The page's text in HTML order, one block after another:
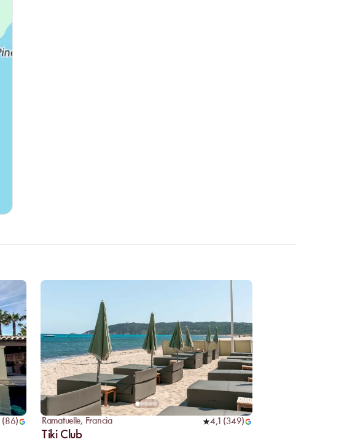
(86) Ramatuelle, Francia 4,1 (349)
Tiki Club